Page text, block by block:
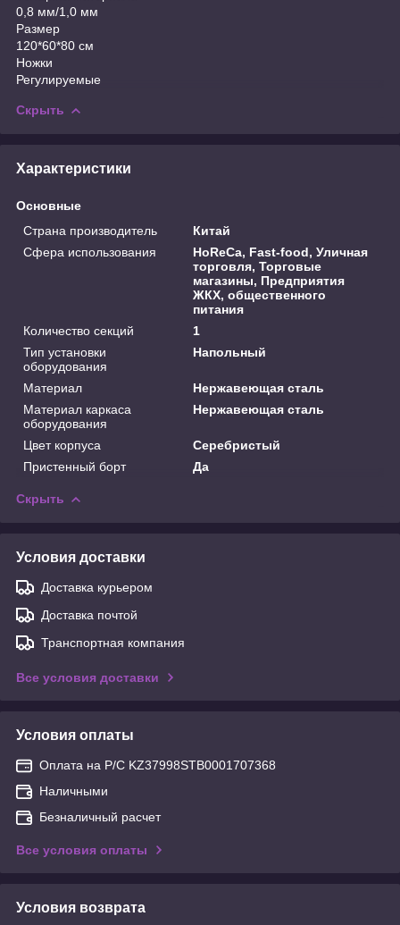
0,8 мм/1,0 мм
Размер
120*60*80 см
Ножки
Регулируемые
Скрыть
Характеристики
Основные
Страна производитель
Китай
Сфера использования
HoReCa, Fast-food, Уличная
торговля, Торговые
магазины, Предприятия
ЖКХ, общественного
питания
Количество секций
1
Тип установки
оборудования
Напольный
Материал
Нержавеющая сталь
Материал каркаса
оборудования
Нержавеющая сталь
Цвет корпуса
Серебристый
Пристенный борт
Да
Скрыть
Условия доставки
Доставка курьером
Доставка почтой
Транспортная компания
Все условия доставки
Условия оплаты
Оплата на Р/С KZ37998STB0001707368
Наличными
Безналичный расчет
Все условия оплаты
Условия возврата